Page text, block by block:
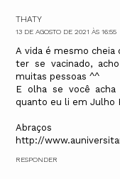
THATY
13 DE AGOSTO DE 2021 ÀS 16:55
A vida é mesmo
ter se vacinado,
muitas pessoas ^^
E olha se você
quanto eu li em Julho
Abraços
http://
RESPONDER